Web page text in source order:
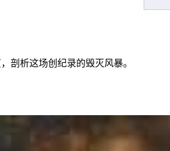
剖析这场创纪录的毁灭风暴。